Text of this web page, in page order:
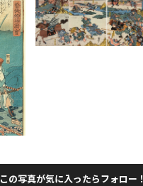
この写真が気に入ったらフォロー！